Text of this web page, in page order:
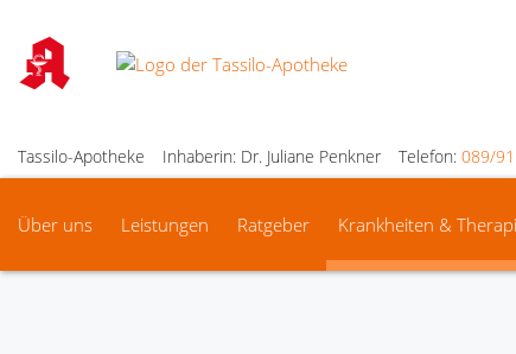
Tassilo-Apotheke Inhaberin: Dr. Juliane Penkner Telefon: 089/
Über uns Leistungen Ratgeber Krankheiten &